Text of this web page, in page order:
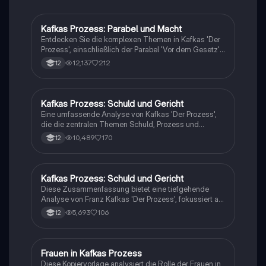
Deutsch
Kafkas Prozess: Parabel und Macht
Entdecken Sie die komplexen Themen in Kafkas 'Der
Prozess', einschließlich der Parabel 'Vor dem Gesetz',
Machtstrukturen und der ambivalenten Beziehung des
Protagonisten zur Autorität. Diese Zusammenfassung
Hintergründe seiner Werke. Ideal für Studierende der
Literaturwissenschaft.
12 12,137 212
Deutsch
Kafkas Prozess: Schuld und Gericht
Eine umfassende Analyse von Kafkas 'Der Prozess',
die die zentralen Themen Schuld, Prozess und
Gericht beleuchtet. Diese 16-seitige
Zusammenfassung bietet tiefgehende Einblicke in die
für Studierende der Literaturwissenschaft und Kafka-
Interessierte.
12 10,489 170
Deutsch
Kafkas Prozess: Schuld und Gericht
Diese Zusammenfassung bietet eine tiefgehende
Analyse von Franz Kafkas 'Der Prozess', fokussiert auf
die Themen Schuld, Gericht und die psychologischen
Aspekte von Josef K.s Verhalten. Ideal für
zentrale Interpretationen und Vergleiche zur
Prozessführung im Roman und im realen
12 5,693 106
Deutsch
Frauen in Kafkas Prozess
Diese Kopiervorlage analysiert die Rolle der Frauen in